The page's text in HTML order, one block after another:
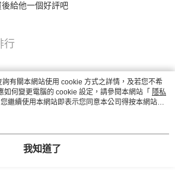
給他一個好評吧
行
有關本網站使用 cookie 方式之詳情，及若您不希
如何變更電腦的 cookie 設定，請參閱本網站「 隱私
繼續使用本網站即表示您同意本公司得按本網站使
。
我知道了